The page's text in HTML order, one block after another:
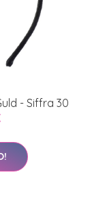
- Siffra 30